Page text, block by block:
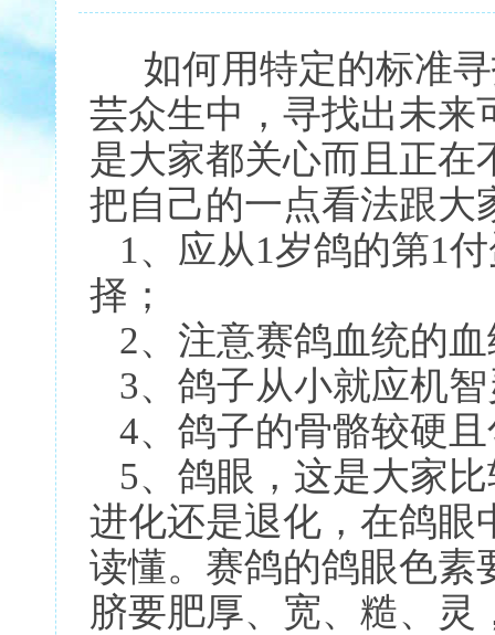
如何用特定的标准
芸众生中，寻找出未来
是大家都关心而且正在
把自己的一点看法跟大
1、应从1岁鸽的第1
择；
2、注意赛鸽血统的
3、鸽子从小就应机
4、鸽子的骨骼较硬
5、鸽眼，这是大家
进化还是退化，在鸽眼
读懂。赛鸽的鸽眼色素
脐要肥厚、宽、糙、